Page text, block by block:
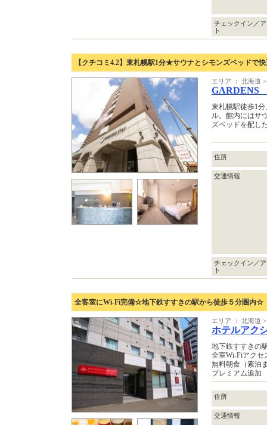
チェックイン／
ト
【クチコミ4.2】東札幌駅1分★サウナとシモンズベッドで
エリア ： 北海道
GARDENS
東札幌駅徒歩1
ル。館内にはサ
ズベッドを配し
住所
交通情報
チェックイン／
ト
全客室にWi-Fi完備☆地下鉄すすきの駅から徒歩５分圏内☆
エリア ： 北海道
ホテルアク
地下鉄すすきの
全室Wi-Fiアクセ
無料朝食（素泊
プレミアム追加
住所
交通情報